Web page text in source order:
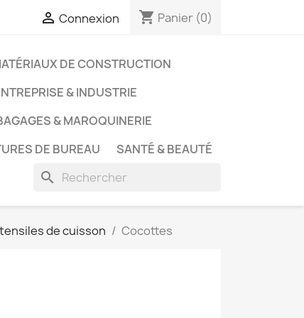
 Connexion shopping_cart Panier (0)
DE CONSTRUCTION
& INDUSTRIE
& MAROQUINERIE
DE BUREAU SANTÉ & BEAUTÉ
search
de cuisson Cocottes